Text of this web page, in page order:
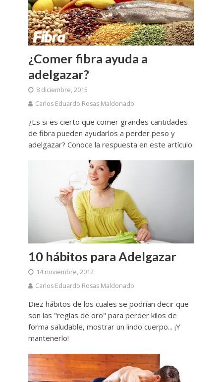
¿Comer fibra ayuda a
adelgazar?
8 diciembre, 2015
Carlos Eduardo Rosas Maldonado
¿Es si es cierto que comer grandes cantidades
de fibra pueden ayudarlos a perder peso y
adelgazar? Conoce la respuesta en este artículo
10 hábitos para Adelgazar
14 noviembre, 2012
Carlos Eduardo Rosas Maldonado
Diez hábitos de los cuales se podrían decir que
son las "reglas de oro" para perder kilos de
forma saludable, mostrar un lindo cuerpo... ¡Y
mantenerlo!